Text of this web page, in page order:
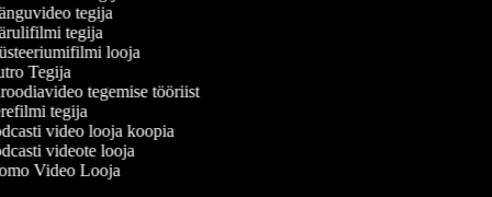
tegija
tegija
looja
Tegija
tegemise tööriist
tegija
video looja koopia
videote looja
Video Looja